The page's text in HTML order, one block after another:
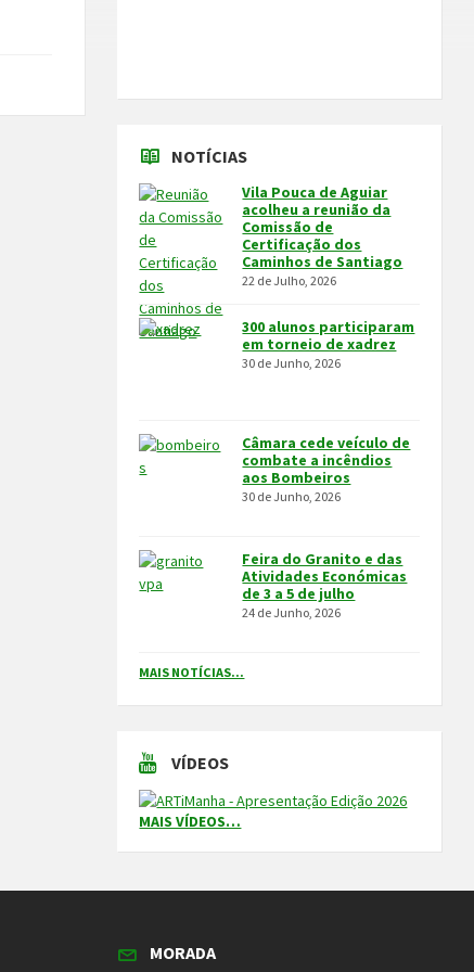
NOTÍCIAS
Vila Pouca de Aguiar
acolheu a reunião da
Comissão de
Certificação dos
Caminhos de Santiago
22 de Julho, 2026
300 alunos participaram
em torneio de xadrez
30 de Junho, 2026
Câmara cede veículo de
combate a incêndios
aos Bombeiros
30 de Junho, 2026
Feira do Granito e das
Atividades Económicas
de 3 a 5 de julho
24 de Junho, 2026
MAIS NOTÍCIAS...
VÍDEOS
MAIS VÍDEOS…
MORADA